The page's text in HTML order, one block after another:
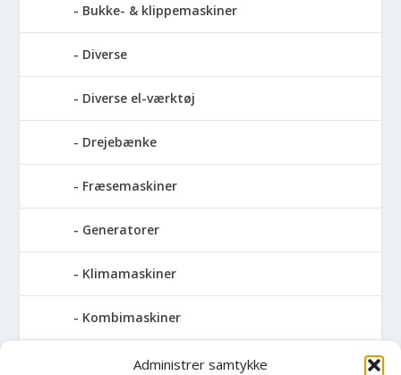
Administrer samtykke
Bukke- & klippemaskiner
Diverse
Diverse el-værktøj
Drejebænke
Fræsemaskiner
Generatorer
Klimamaskiner
Kombimaskiner
Kompressor